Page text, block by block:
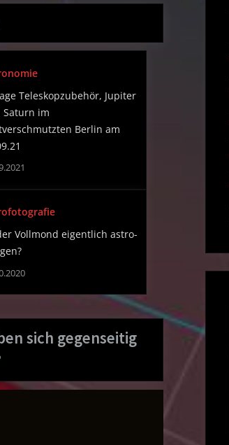
Teleskopzubehör, Jupiter
Saturn im
Berlin am
Vollmond eigentlich astro-
sich gegenseitig